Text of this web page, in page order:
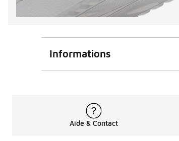
Informations
Aide & Contact